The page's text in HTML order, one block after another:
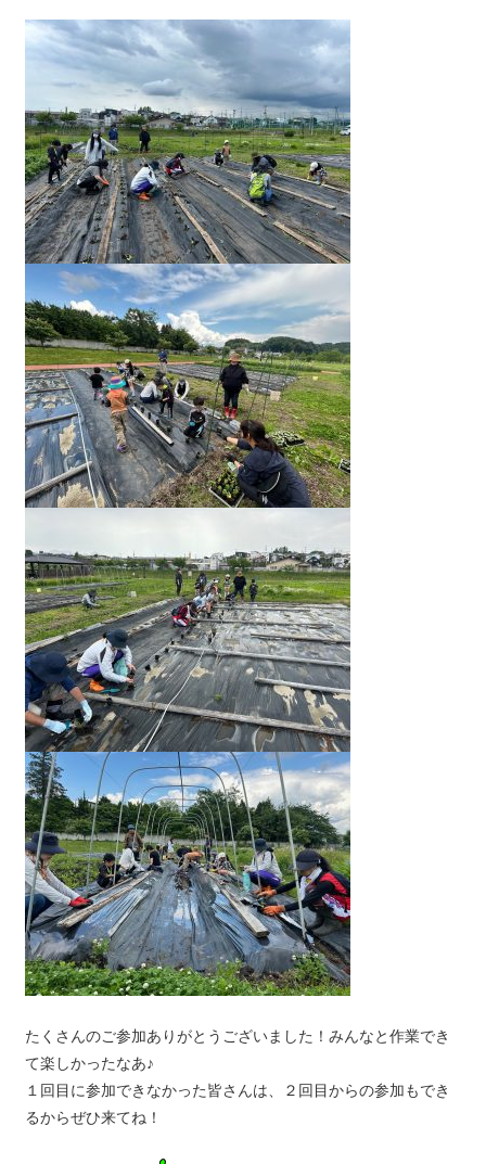
たくさんのご参加ありがとうございました！みんなと作業でき
て楽しかったなあ♪
１回目に参加できなかった皆さんは、２回目からの参加もでき
るからぜひ来てね！